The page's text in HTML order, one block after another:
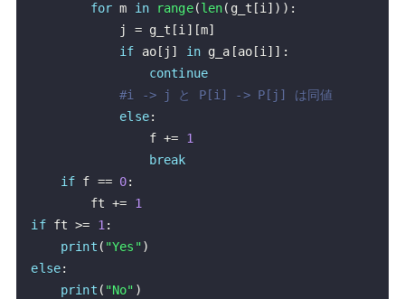
for m in range(len( g_t [i ] ) ) :
            j
= g_t [i ] [m]
if ao[ j ] in g_a [ao[i ] ] :
continue
#i -> j と P[i] -> P[j] は同値
else:
                f
+=
1
break
if f == 0:
        ft
+=
1
if ft >= 1 :
print ( "Yes")
else:
print ( "No" )